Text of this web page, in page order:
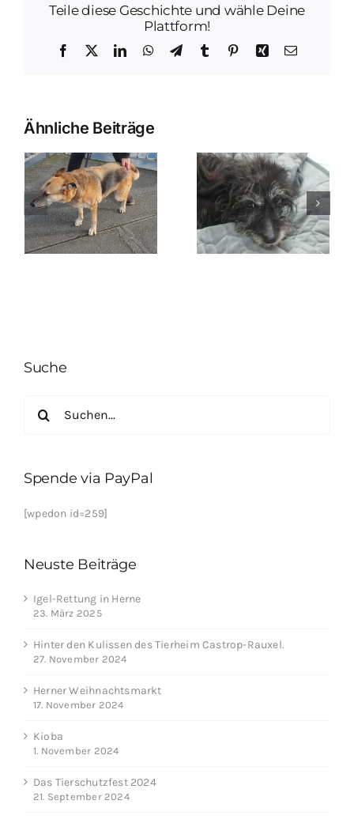
Teile diese Geschichte und wähle Deine
Plattform!
Facebook LinkedInWhatsApp
TelegramTumblr PinterestXing E-
Ähnliche Beiträge
Suche
nach:
Spende via PayPal
[wpedon id=259]
Neuste Beiträge
Igel-Rettung in Herne
23. März 2025
Hinter den Kulissen des Tierheim Castrop-Rauxel.
27. November 2024
Herner Weihnachtsmarkt
17. November 2024
Kioba
1. November 2024
Das Tierschutzfest 2024
21. September 2024